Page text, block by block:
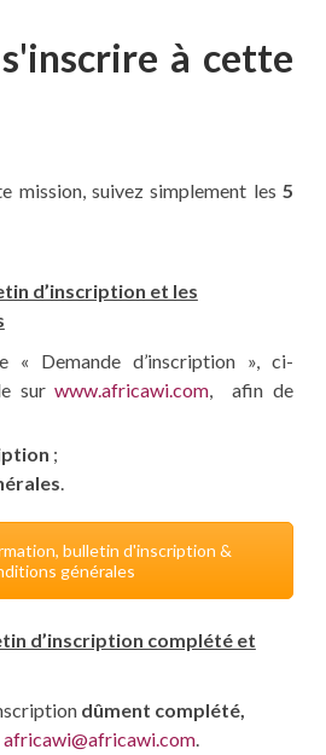
à cette
mission, suivez simplement les5
d’inscription et les
« Demande d’inscription », ci-
surwww.africawi.com, afin de
;
.
bulletin d'inscription &
générales
d’inscription complété et
dûment complété,
africawi@africawi.com.